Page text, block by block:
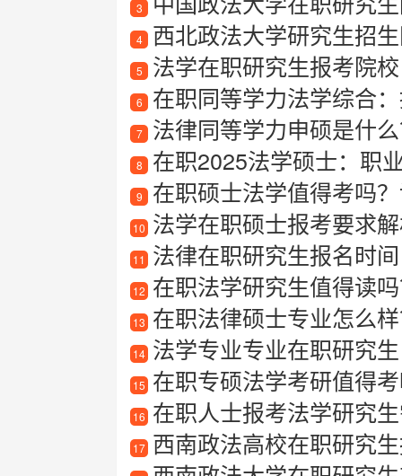
3
4 西北政法大学研究生招
5 法学在职研究生报考院校
6 在职同等学力法学综合
7 法律同等学力申硕是什么
8 在职2025法学硕士：职
9 在职硕士法学值得考吗？
10 法学在职硕士报考要求
11 法律在职研究生报名时间
12 在职法学研究生值得读
13 在职法律硕士专业怎么
14 法学专业专业在职研究生
15 在职专硕法学考研值得
16 在职人士报考法学研究
17 西南政法高校在职研究